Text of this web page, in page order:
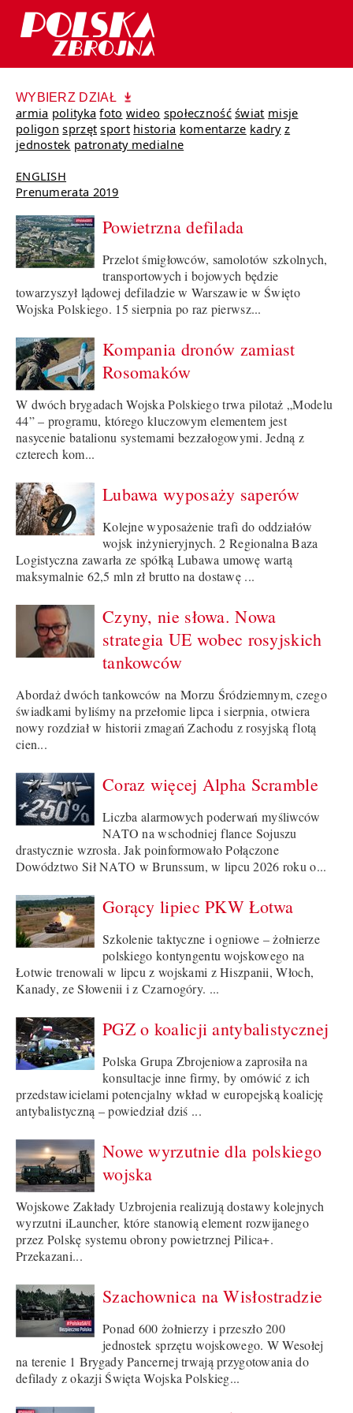
WYBIERZ DZIAŁ
armia polityka foto wideo społeczność świat misje
poligon sprzęt sport historia komentarze kadry z
jednostek patronaty medialne
ENGLISH
Prenumerata 2019
Powietrzna defilada
Przelot śmigłowców, samolotów szkolnych,
transportowych i bojowych będzie
towarzyszył lądowej defiladzie w Warszawie w Święto
Wojska Polskiego. 15 sierpnia po raz pierwsz...
Kompania dronów zamiast
Rosomaków
W dwóch brygadach Wojska Polskiego trwa pilotaż „Modelu
44” – programu, którego kluczowym elementem jest
nasycenie batalionu systemami bezzałogowymi. Jedną z
czterech kom...
Lubawa wyposaży saperów
Kolejne wyposażenie trafi do oddziałów
wojsk inżynieryjnych. 2 Regionalna Baza
Logistyczna zawarła ze spółką Lubawa umowę wartą
maksymalnie 62,5 mln zł brutto na dostawę ...
Czyny, nie słowa. Nowa
strategia UE wobec rosyjskich
tankowców
Abordaż dwóch tankowców na Morzu Śródziemnym, czego
świadkami byliśmy na przełomie lipca i sierpnia, otwiera
nowy rozdział w historii zmagań Zachodu z rosyjską flotą
cien...
Coraz więcej Alpha Scramble
Liczba alarmowych poderwań myśliwców
NATO na wschodniej flance Sojuszu
drastycznie wzrosła. Jak poinformowało Połączone
Dowództwo Sił NATO w Brunssum, w lipcu 2026 roku o...
Gorący lipiec PKW Łotwa
Szkolenie taktyczne i ogniowe – żołnierze
polskiego kontyngentu wojskowego na
Łotwie trenowali w lipcu z wojskami z Hiszpanii, Włoch,
Kanady, ze Słowenii i z Czarnogóry. ...
PGZ o koalicji antybalistycznej
Polska Grupa Zbrojeniowa zaprosiła na
konsultacje inne firmy, by omówić z ich
przedstawicielami potencjalny wkład w europejską koalicję
antybalistyczną – powiedział dziś ...
Nowe wyrzutnie dla polskiego
wojska
Wojskowe Zakłady Uzbrojenia realizują dostawy kolejnych
wyrzutni iLauncher, które stanowią element rozwijanego
przez Polskę systemu obrony powietrznej Pilica+.
Przekazani...
Szachownica na Wisłostradzie
Ponad 600 żołnierzy i przeszło 200
jednostek sprzętu wojskowego. W Wesołej
na terenie 1 Brygady Pancernej trwają przygotowania do
defilady z okazji Święta Wojska Polskieg...